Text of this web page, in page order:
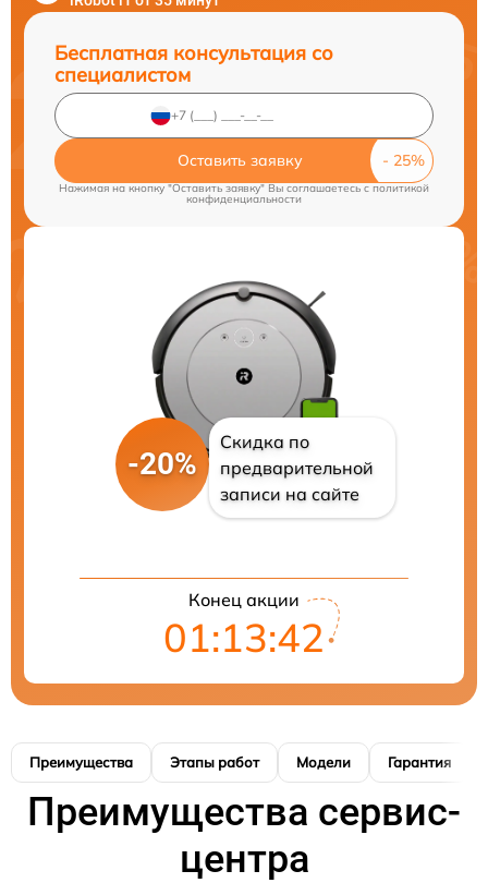
Бесплатная консультация со
специалистом
Оставить заявку
Нажимая на кнопку "Оставить заявку" Вы соглашаетесь cполитикой
конфиденциальности
-20%
Скидка по
предварительной
записи на сайте
Конец акции
01:13:42
Преимущества Этапы работ Модели Гарантия
Преимущества сервис-
центра